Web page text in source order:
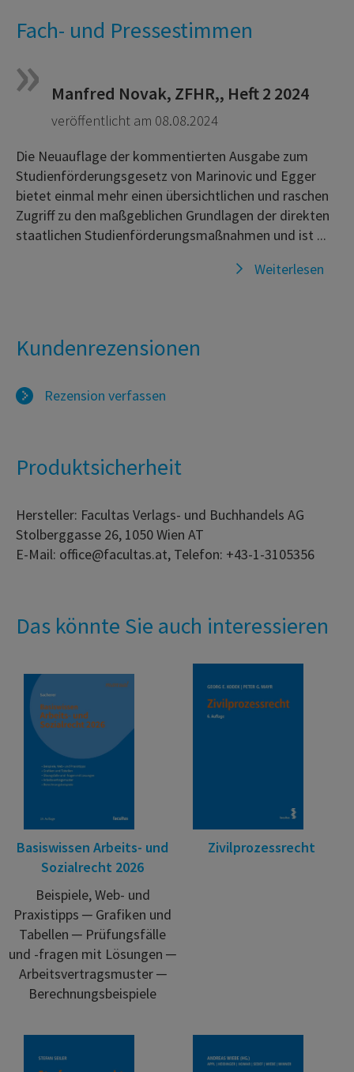
Fach- und Pressestimmen
Manfred Novak, ZFHR,, Heft 2 2024
veröffentlicht am 08.08.2024
Die Neuauflage der kommentierten Ausgabe zum
Studienförderungsgesetz von Marinovic und Egger
bietet einmal mehr einen übersichtlichen und raschen
Zugriff zu den maßgeblichen Grundlagen der direkten
staatlichen Studienförderungsmaßnahmen und ist ...
Weiterlesen
Kundenrezensionen
Rezension verfassen
Produktsicherheit
Hersteller: Facultas Verlags- und Buchhandels AG
Stolberggasse 26, 1050 Wien AT
E-Mail: office@facultas.at, Telefon: +43-1-3105356
Das könnte Sie auch interessieren
Basiswissen Arbeits- und
Sozialrecht 2026
Beispiele, Web- und
Praxistipps ─ Grafiken und
Tabellen ─ Prüfungsfälle
und -fragen mit Lösungen ─
Arbeitsvertragsmuster ─
Berechnungsbeispiele
Zivilprozessrecht